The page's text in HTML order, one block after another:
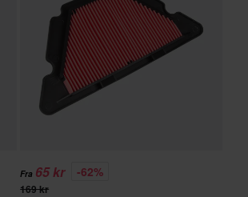
Fra 65 kr -62%
169 kr